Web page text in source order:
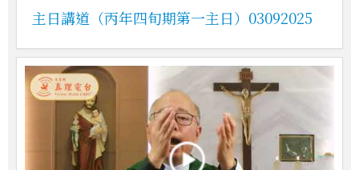
主日講道（丙年四旬期第一主日）03092025